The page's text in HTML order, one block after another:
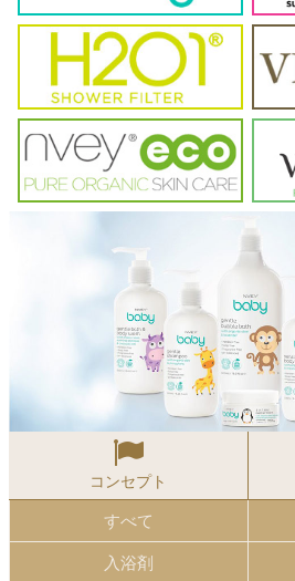
コンセプト
すべて
入浴剤